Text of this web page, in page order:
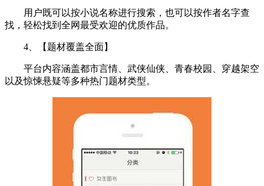
用户既可以按小说名称进行搜索，也可以按作者名字查
找，轻松找到全网最受欢迎的优质作品。
4、【题材覆盖全面】
平台内容涵盖都市言情、武侠仙侠、青春校园、穿越架空
以及惊悚悬疑等多种热门题材类型。